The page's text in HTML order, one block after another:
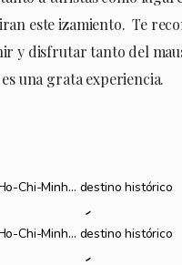
este izamiento. Te
y disfrutar tanto del
una grata experiencia.